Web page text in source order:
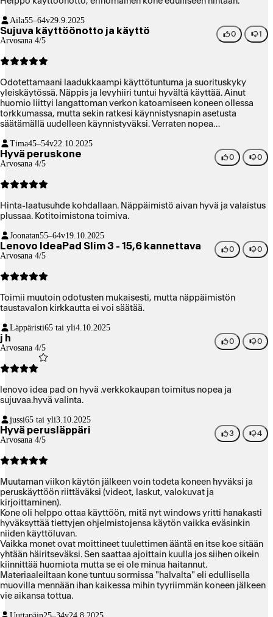
Aila55–64v29.9.2025
Sujuva käyttöönotto ja käyttö
Arvosana 4/5
0 1
Odotettamaani laadukkaampi käyttötuntuma ja suorituskyky
yleiskäytössä. Näppis ja levyhiiri tuntui hyvältä käyttää. Ainut
huomio liittyi langattoman verkon katoamiseen koneen ollessa
torkkumassa, mutta sekin ratkesi käynnistysnapin asetusta
säätämällä uudelleen käynnistyväksi. Verraten nopea
Tima45–54v22.10.2025
Hyvä peruskone
Arvosana 4/5
0 0
Hinta-laatusuhde kohdallaan. Näppäimistö aivan hyvä ja valaistus
plussaa. Kotitoimistona toimiva.
Joonatan55–64v19.10.2025
Lenovo IdeaPad Slim 3 - 15,6 kannettava
Arvosana 4/5
0 0
Toimii muutoin odotusten mukaisesti, mutta näppäimistön
taustavalon kirkkautta ei voi säätää.
Läppäristi65 tai yli4.10.2025
j h
Arvosana 4/5
0 0
lenovo idea pad on hyvä .verkkokaupan toimitus nopea ja
sujuvaa.hyvä valinta.
jussi65 tai yli3.10.2025
Hyvä perusläppäri
Arvosana 4/5
3 4
Muutaman viikon käytön jälkeen voin todeta koneen hyväksi ja
peruskäyttöön riittäväksi (videot, laskut, valokuvat ja
kirjoittaminen).
Kone oli helppo ottaa käyttöön, mitä nyt windows yritti hanakasti
hyväksyttää tiettyjen ohjelmistojensa käytön vaikka eväsinkin
niiden käyttöluvan.
Vaikka monet ovat moittineet tuulettimen ääntä en itse koe sitään
yhtään häiritseväksi. Sen saattaa ajoittain kuulla jos siihen oikein
kiinnittää huomiota mutta se ei ole minua haitannut.
Materiaaleiltaan kone tuntuu sormissa "halvalta" eli edullisella
muovilla mennään ihan kaikessa mihin tyyriimmän koneen jälkeen
vie aikansa tottua.